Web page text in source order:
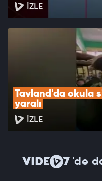
İZLE
Tayland'da okula
yaralı
İZLE
'de